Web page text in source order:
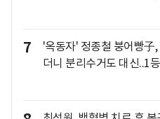
7
'옥동자' 정종철 붕어빵子
더니 분리수거도 대신..1